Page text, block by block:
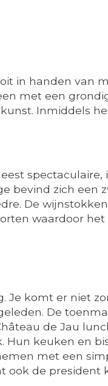
in handen van
met een
Inmiddels
bevind zich een
De
waardoor
komt er niet
De
de Jau
keuken en
met een
ook de president